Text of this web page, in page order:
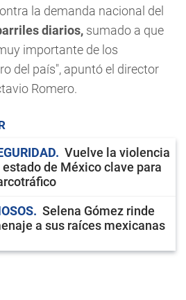
la demanda nacional del
diarios, sumado a que
importante de los
del país", apuntó el director
Romero.
Vuelve la violencia
estado de México clave para
Selena Gómez rinde
a sus raíces mexicanas